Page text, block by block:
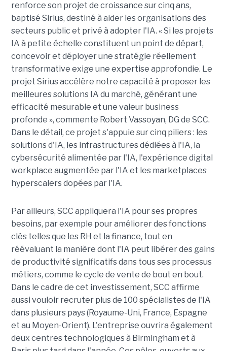
renforce son projet de croissance sur cinq ans,
baptisé Sirius, destiné à aider les organisations des
secteurs public et privé à adopter l'IA. « Si les projets
IA à petite échelle constituent un point de départ,
concevoir et déployer une stratégie réellement
transformative exige une expertise approfondie. Le
projet Sirius accélère notre capacité à proposer les
meilleures solutions IA du marché, générant une
efficacité mesurable et une valeur business
profonde », commente Robert Vassoyan, DG de SCC.
Dans le détail, ce projet s'appuie sur cinq piliers : les
solutions d'IA, les infrastructures dédiées à l'IA, la
cybersécurité alimentée par l'IA, l'expérience digital
workplace augmentée par l'IA et les marketplaces
hyperscalers dopées par l'IA.
Par ailleurs, SCC appliquera l'IA pour ses propres
besoins, par exemple pour améliorer des fonctions
clés telles que les RH et la finance, tout en
réévaluant la manière dont l'IA peut libérer des gains
de productivité significatifs dans tous ses processus
métiers, comme le cycle de vente de bout en bout.
Dans le cadre de cet investissement, SCC affirme
aussi vouloir recruter plus de 100 spécialistes de l'IA
dans plusieurs pays (Royaume-Uni, France, Espagne
et au Moyen-Orient). L'entreprise ouvrira également
deux centres technologiques à Birmingham et à